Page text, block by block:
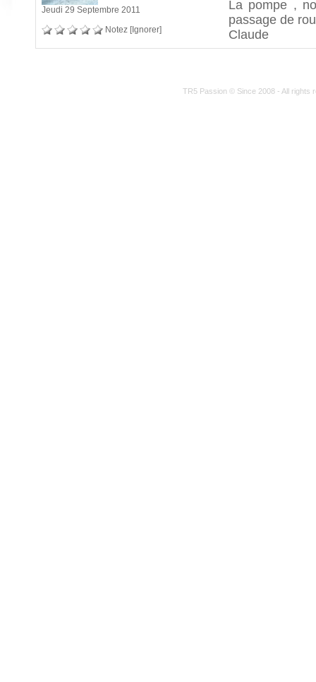
Jeudi 29 Septembre 2011
Notez [Ignorer]
La pompe ,
passage de
Claude
TR5 Passion © Since 2008 - All rights